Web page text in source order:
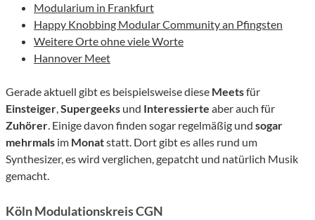
Modularium in Frankfurt
Happy Knobbing Modular Community an Pfingsten
Weitere Orte ohne viele Worte
Hannover Meet
Gerade aktuell gibt es beispielsweise diese Meetsfür
Einsteiger,Supergeeks und Interessierte aber auch für
Zuhörer. Einige davon finden sogar regelmäßig und sogar
mehrmals im Monatstatt. Dort gibt es alles rund um
Synthesizer, es wird verglichen, gepatcht und natürlich Musik
gemacht.
Köln Modulationskreis CGN